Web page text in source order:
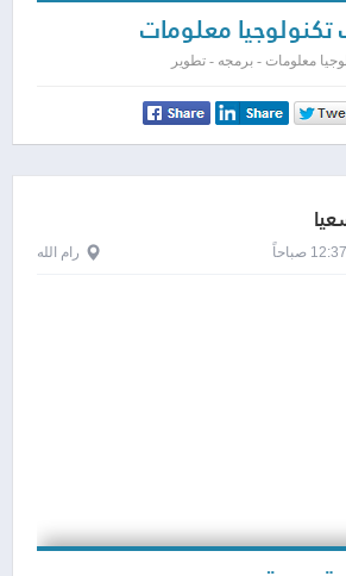
معلومات
معلومات - برمجه - تطوير
رام الله